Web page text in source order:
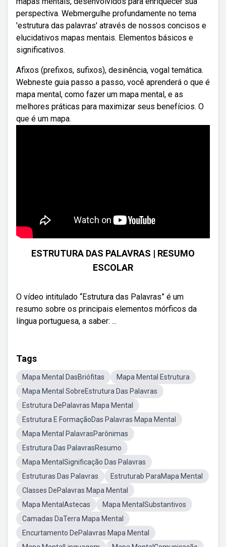
perspectiva. Webmergulhe profundamente no tema
'estrutura das palavras' através de nossos concisos e
elucidativos mapas mentais. Elementos básicos e
significativos.
Afixos (prefixos, sufixos), desinência, vogal temática.
Webneste guia passo a passo, você aprenderá o que é
mapa mental, como fazer um mapa mental, e as
melhores práticas para maximizar seus benefícios. O
que é um mapa.
ESTRUTURA DAS PALAVRAS | RESUMO
ESCOLAR
O vídeo intitulado “Estrutura das Palavras” é um
resumo sobre os principais elementos mórficos da
língua portuguesa, a saber: ...
Tags
Mapa Mental DasBriófitas
Mapa Mental Estrutura
Mapa Mental SobreEstrutura Das Palavras
Estrutura DePalavras Mapa Mental
Estrutura E FormaçãoDas Palavras Mapa Mental
Mapa Mental PalavrasParônimas
Estrutura Das PalavrasResumo
Mapa MentalSignificação Das Palavras
Estruturas Das Palavras
Estruturab ParaMapa Mental
Classes DePalavras Mapa Mental
Mapa MentalAstecas
Mapa MentalSubstantivos
Camadas DaTerra Mapa Mental
Encurtamento DePalavras Mapa Mental